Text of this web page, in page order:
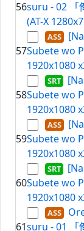
56suru - 02 「
(AT-X
57Subete wo
1920x1080
58Subete wo
1920x1080
59Subete wo
1920x1080
60Subete wo
1920x1080
61suru - 01 「